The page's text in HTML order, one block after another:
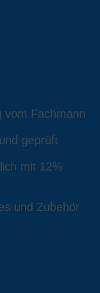
vom Fachmann
geprüft
mit 12%
und Zubehör